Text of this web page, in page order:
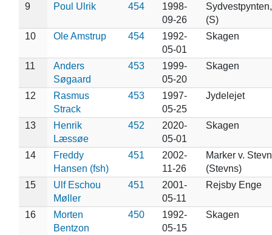
9 Poul Ulrik 454
1998-
09-26
(S)
10
Ole Amstrup 454
1992-
05-01
Skagen
11
Anders
Søgaard
453
1999-
05-20
Skagen
12
Rasmus
Strack
453
1997-
05-25
Jydelejet
13
Henrik
Læssøe
452
2020-
05-01
Skagen
14
Freddy
Hansen (fsh)
451
2002-
11-26
Marker v.
(Stevns)
15
Ulf Eschou
Møller
451
2001-
05-11
Rejsby Enge
16
Morten
Bentzon
450
1992-
05-15
Skagen